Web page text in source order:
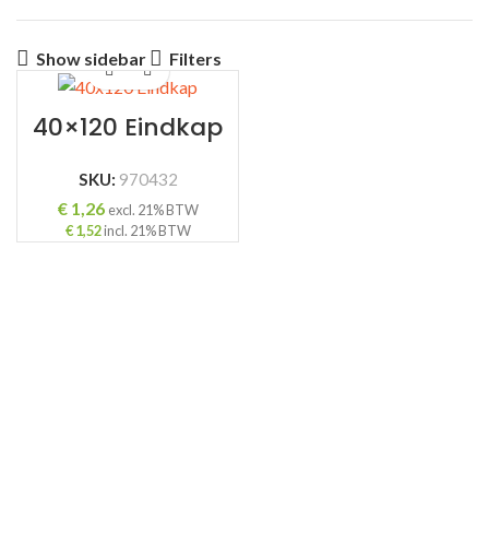
Show sidebar Filters
40×120 Eindkap
SKU: 970432
€1,26 excl. 21% BTW
€1,52incl. 21% BTW